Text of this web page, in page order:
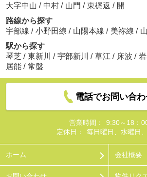
大字中山 / 中村 / 山門 / 東梶返 / 開
路線から探す
宇部線 / 小野田線 / 山陽本線 / 美祢線 /
駅から探す
琴芝 / 東新川 / 宇部新川 / 草江 / 床波 /
居能 / 常盤
電話でお問い合
営業時間：
9:30～18：
定休日：
毎日曜日、水曜日
ホーム 会社概要